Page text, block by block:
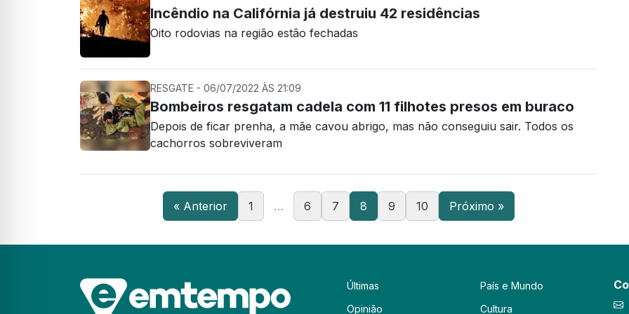
Incêndio na Califórnia já destruiu 42 residências
Oito rodovias na região estão fechadas
RESGATE - 06/07/2022 ÀS 21:09
Bombeiros resgatam cadela com 11 filhotes presos em buraco
Depois de ficar prenha, a mãe cavou abrigo, mas não conseguiu sair. Todos os
cachorros sobreviveram
« Anterior 1 … 6 7 8 9 10 Próximo »
Últimas
Opinião
País e Mundo
Cultura